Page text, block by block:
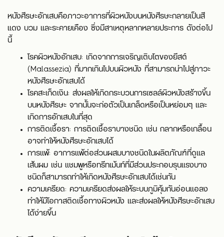
หนังศีรษะอักเสบคือภาวะอาการที่ผิวหนังบนหนังศีรษะกลายเป็นสี
แดง บวม และระคายเคือง ซึ่งมีสาเหตุหลากหลายประการ ดังต่อไป
นี้
โรคผิวหนังอักเสบ: เกิดจากการเจริญเติบโตของยีสต์
(Malassezia) ที่มากเกินไปบนผิวหนัง ที่สามารถนำไปสู่ภาวะ
หนังศีรษะอักเสบได้
โรคสะเก็ดเงิน: ส่งผลให้เกิดกระบวนการเซลล์ผิวหนังสร้างขึ้น
บนหนังศีรษะ จากนั้นจะก่อตัวเป็นเกล็ดหรือเป็นหย่อมๆ และ
เกิดการอักเสบในที่สุด
การติดเชื้อรา: การติดเชื้อราบางชนิด เช่น กลากหรือเกลื้อน
อาจทำให้หนังศีรษะอักเสบได้
การแพ้: อาการแพ้ต่อส่วนผสมบางชนิดในผลิตภัณฑ์ที่ดูแล
เส้นผม เช่น แชมพูหรือทรีทเม้นท์ที่มีส่วนประกอบรุนแรงบาง
ชนิดก็สามารถทำให้เกิดหนังศีรษะอักเสบได้เช่นกัน
ความเครียด: ความเครียดส่งผลให้ระบบภูมิคุ้มกันอ่อนแอลง
ทำให้มีโอกาสติดเชื้อทางผิวหนัง และส่งผลให้หนังศีรษะอักเสบ
ได้ง่ายขึ้น